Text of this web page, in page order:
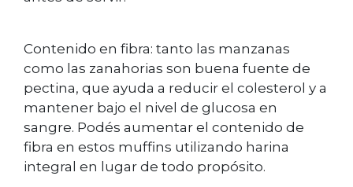
Contenido en fibra: tanto las manzanas
como las zanahorias son buena fuente de
pectina, que ayuda a reducir el colesterol y a
mantener bajo el nivel de glucosa en
sangre. Podés aumentar el contenido de
fibra en estos muffins utilizando harina
integral en lugar de todo propósito.